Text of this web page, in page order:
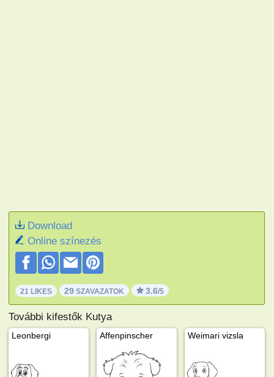
Download
Online színezés
21 LIKES 29 SZAVAZATOK 3.6/5
További kifestők Kutya
Leonbergi Affenpinscher Weimari vizsla